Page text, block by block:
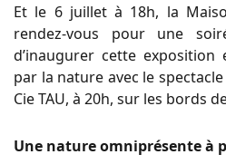
Et le 6 juillet à 18h, la
rendez-vous pour une
d’inaugurer cette
par la nature avec le
Cie TAU, à 20h, sur les bords
Une nature omniprésente à